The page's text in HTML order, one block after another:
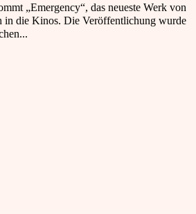
„Emergency“, das neueste Werk von
in die Kinos. Die Veröffentlichung wurde